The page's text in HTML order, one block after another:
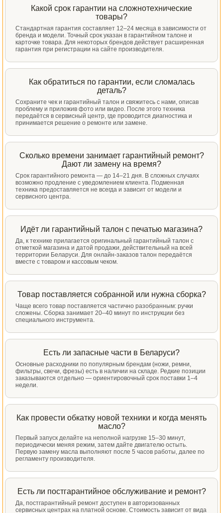
Какой срок гарантии на сложнотехнические
товары?
Стандартная гарантия составляет 12–24 месяца в зависимости от
бренда и модели. Точный срок указан в гарантийном талоне и
карточке товара. Для некоторых брендов действует расширенная
гарантия при регистрации на сайте производителя.
Как обратиться по гарантии, если сломалась
деталь?
Сохраните чек и гарантийный талон и свяжитесь с нами, описав
проблему и приложив фото или видео. После этого техника
передаётся в сервисный центр, где проводится диагностика и
принимается решение о ремонте или замене.
Сколько времени занимает гарантийный ремонт?
Дают ли замену на время?
Срок гарантийного ремонта — до 14–21 дня. В сложных случаях
возможно продление с уведомлением клиента. Подменная
техника предоставляется не всегда и зависит от модели и
сервисного центра.
Идёт ли гарантийный талон с печатью магазина?
Да, к технике прилагается оригинальный гарантийный талон с
отметкой магазина и датой продажи, действительный на всей
территории Беларуси. Для онлайн-заказов талон передаётся
вместе с товаром и кассовым чеком.
Товар поставляется собранной или нужна сборка?
Чаще всего товар поставляется частично разобранным: ручки
сложены. Сборка занимает 20–40 минут по инструкции без
специального инструмента.
Есть ли запасные части в Беларуси?
Основные расходники по популярным брендам (ножи, ремни,
фильтры, свечи, фрезы) есть в наличии на складе. Редкие позиции
заказываются отдельно — ориентировочный срок поставки 1–4
недели.
Как провести обкатку новой техники и когда менять
масло?
Первый запуск делайте на неполной нагрузке 15–30 минут,
периодически меняя режим, затем дайте двигателю остыть.
Первую замену масла выполняют после 5 часов работы, далее по
регламенту производителя.
Есть ли постгарантийное обслуживание и ремонт?
Да, постгарантийный ремонт доступен в авторизованных
сервисных центрах на платной основе. Стоимость зависит от вида